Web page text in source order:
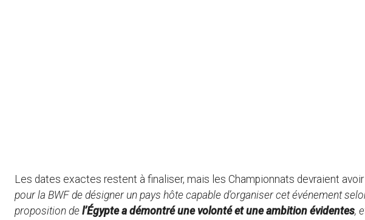
Les dates exactes restent à finaliser, mais les Championnats devraient
pour la BWF de désigner un pays hôte capable d’organiser cet événement
proposition de l’Égypte a démontré une volonté et une ambition évidentes,